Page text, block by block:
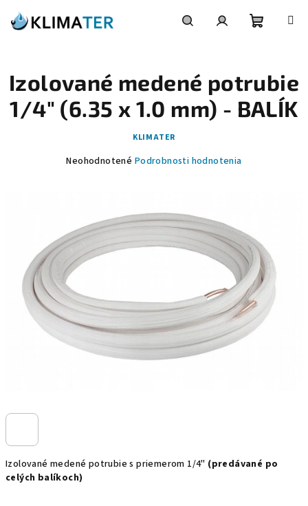
obsah
košík
Izolované medené potrubie s priemerom 1/4" (predávané po
celých balíkoch)
Izolované medené potrubie
1/4" (6.35 x 1.0 mm) - BALÍK
KLIMATER
Priemerné
z
5
hviezdičiek.
Neohodnotené Podrobnosti hodnotenia